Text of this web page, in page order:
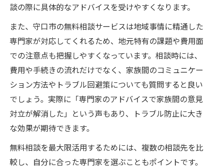
談の際に具体的なアドバイスを受けやすくなります。
また、守口市の無料相談サービスは地域事情に精通した
専門家が対応してくれるため、地元特有の課題や費用面
での注意点も把握しやすくなっています。相談時には、
費用や手続きの流れだけでなく、家族間のコミュニケー
ション方法やトラブル回避策についても質問すると良い
でしょう。実際に「専門家のアドバイスで家族間の意見
対立が解消した」という声もあり、トラブル防止に大き
な効果が期待できます。
無料相談を最大限活用するためには、複数の相談先を比
較し、自分に合った専門家を選ぶこともポイントです。